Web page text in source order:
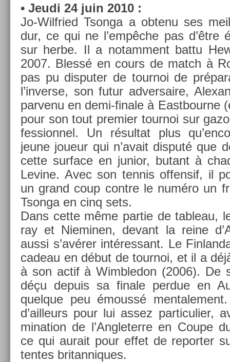
• Jeudi 24 juin 2010 :
Jo-Wilfried Tson­ga a ob­tenu ses
dur, ce qui ne l’empêche pas d’être
sur herbe. Il a notam­ment battu
2007. Blessé en cours de match à
pas pu dis­put­er de tour­noi de
l’in­verse, son futur ad­versaire,
par­venu en demi-finale à Eas­tbour­ne
pour son tout pre­mi­er tour­noi sur
fes­sion­nel. Un résul­tat plus
jeune joueur qui n’avait dis­puté que
cette sur­face en junior, butant à
Levine. Avec son ten­nis of­fen­sif, il
un grand coup con­tre le numéro un
Tson­ga en cinq sets.
Dans cette même par­tie de tab­leau,
ray et Niemin­en, de­vant la reine
aussi s’avérer in­téres­sant. Le
cadeau en début de tour­noi, et il a
à son actif à Wimbledon (2006). De
déçu de­puis sa fin­ale per­due en
quel­que peu émoussé
d’ail­leurs pour lui assez par­ticuli­er,
mina­tion de l’Angleter­re en Coupe
ce qui aurait pour effet de re­port­er
tentes britan­niques.